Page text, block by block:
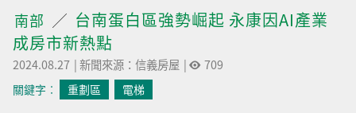
南部
台南蛋白區強勢崛起 永康因AI產業
成房市新熱點
2024.08.27 |新聞來源：信義房屋 | 709
關鍵字︰ 重劃區 電梯